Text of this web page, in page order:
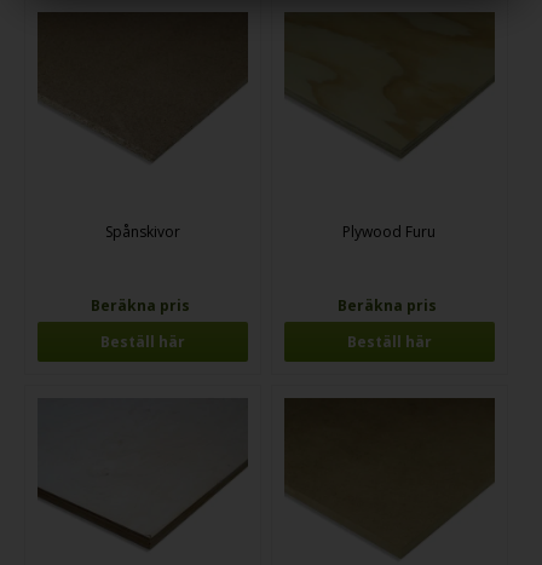
Spånskivor
Beräkna pris
Beställ här
Plywood Furu
Beräkna pris
Beställ här